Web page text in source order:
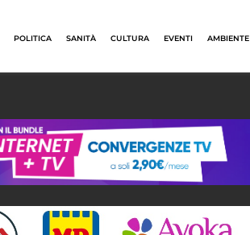
POLITICA SANITÀ CULTURA EVENTI AMBIENTE